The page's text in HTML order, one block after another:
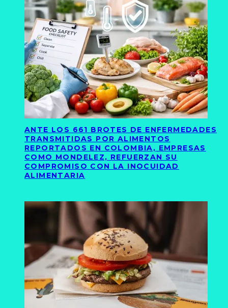
ANTE LOS 661 BROTES DE ENFERMEDADES
TRANSMITIDAS POR ALIMENTOS
REPORTADOS EN COLOMBIA, EMPRESAS
COMO MONDELEZ, REFUERZAN SU
COMPROMISO CON LA INOCUIDAD
ALIMENTARIA